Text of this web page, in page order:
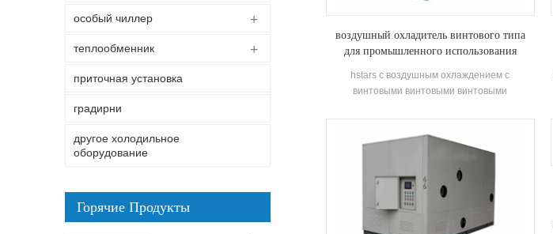
воздушный охладитель винтового типа
для промышленного использования
hstars с воздушным охлаждением с
винтовыми винтовыми винтовыми
компрессоры и рекуперация тепла,
опционально для клиентов для
использования в промышленности. высокое
качество с легким управлением.
особый чиллер
теплообменник
приточная установка
градирни
другое холодильное
оборудование
Горячие Продукты